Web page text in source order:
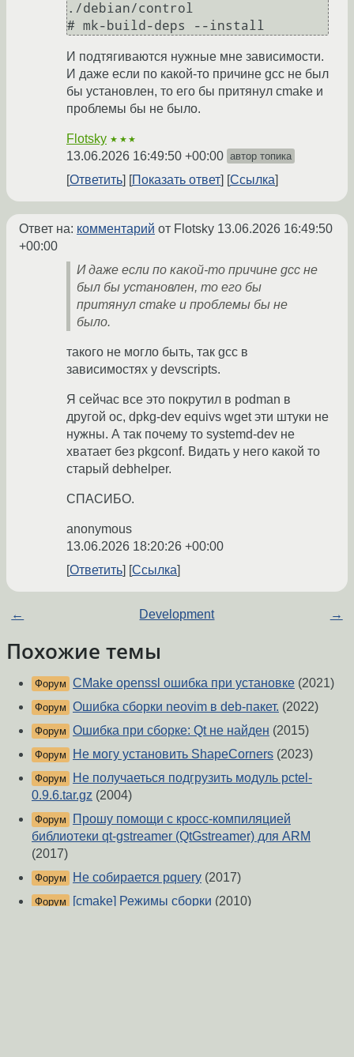
./debian/control
И подтягиваются нужные мне зависимости.
И даже если по какой-то причине gcc не был
бы установлен, то его бы притянул cmake и
проблемы бы не было.
Flotsky ★★★
13.06.2026 16:49:50 +00:00 автор топика
Ответить Показать ответ Ссылка
Ответ на: комментарий от Flotsky 13.06.2026 16:49:50
+00:00
И даже если по какой-то причине gcc не
был бы установлен, то его бы
притянул cmake и проблемы бы не
было.
такого не могло быть, так gcc в
зависимостях у devscripts.
Я сейчас все это покрутил в podman в
другой ос, dpkg-dev equivs wget эти штуки не
нужны. А так почему то systemd-dev не
хватает без pkgconf. Видать у него какой то
старый debhelper.
СПАСИБО.
anonymous
13.06.2026 18:20:26 +00:00
Ответить
Ссылка
← Development →
Похожие темы
Форум CMake openssl ошибка при установке (2021)
Форум Ошибка сборки neovim в deb-пакет. (2022)
Форум Ошибка при сборке: Qt не найден (2015)
Форум Не могу установить ShapeCorners (2023)
Форум
Не получаеться подгрузить модуль pctel-
0.9.6.tar.gz (2004)
Форум
Прошу помощи с кросс-компиляцией
библиотеки qt-gstreamer (QtGstreamer) для ARM
(2017)
Форум Не собирается pquery (2017)
Форум [cmake] Режимы сборки (2010)